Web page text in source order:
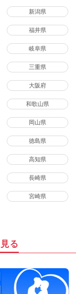
新潟県
福井県
岐阜県
三重県
大阪府
和歌山県
岡山県
徳島県
高知県
長崎県
宮崎県
る